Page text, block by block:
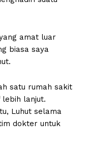
amat luar
biasa saya
satu rumah sakit
lanjut.
Luhut selama
dokter untuk